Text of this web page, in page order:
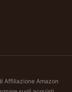
Affiliazione Amazon